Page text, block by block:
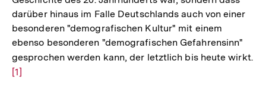
darüber hinaus im Falle Deutschlands auch von einer
besonderen "demografischen Kultur" mit einem
ebenso besonderen "demografischen Gefahrensinn"
gesprochen werden kann, der letztlich bis heute wirkt.
[1]